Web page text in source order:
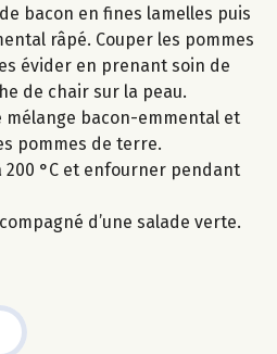
bacon en fines lamelles puis
râpé. Couper les pommes
évider en prenant soin de
de chair sur la peau.
mélange bacon-emmental et
pommes de terre.
°C et enfourner pendant
d’une salade verte.